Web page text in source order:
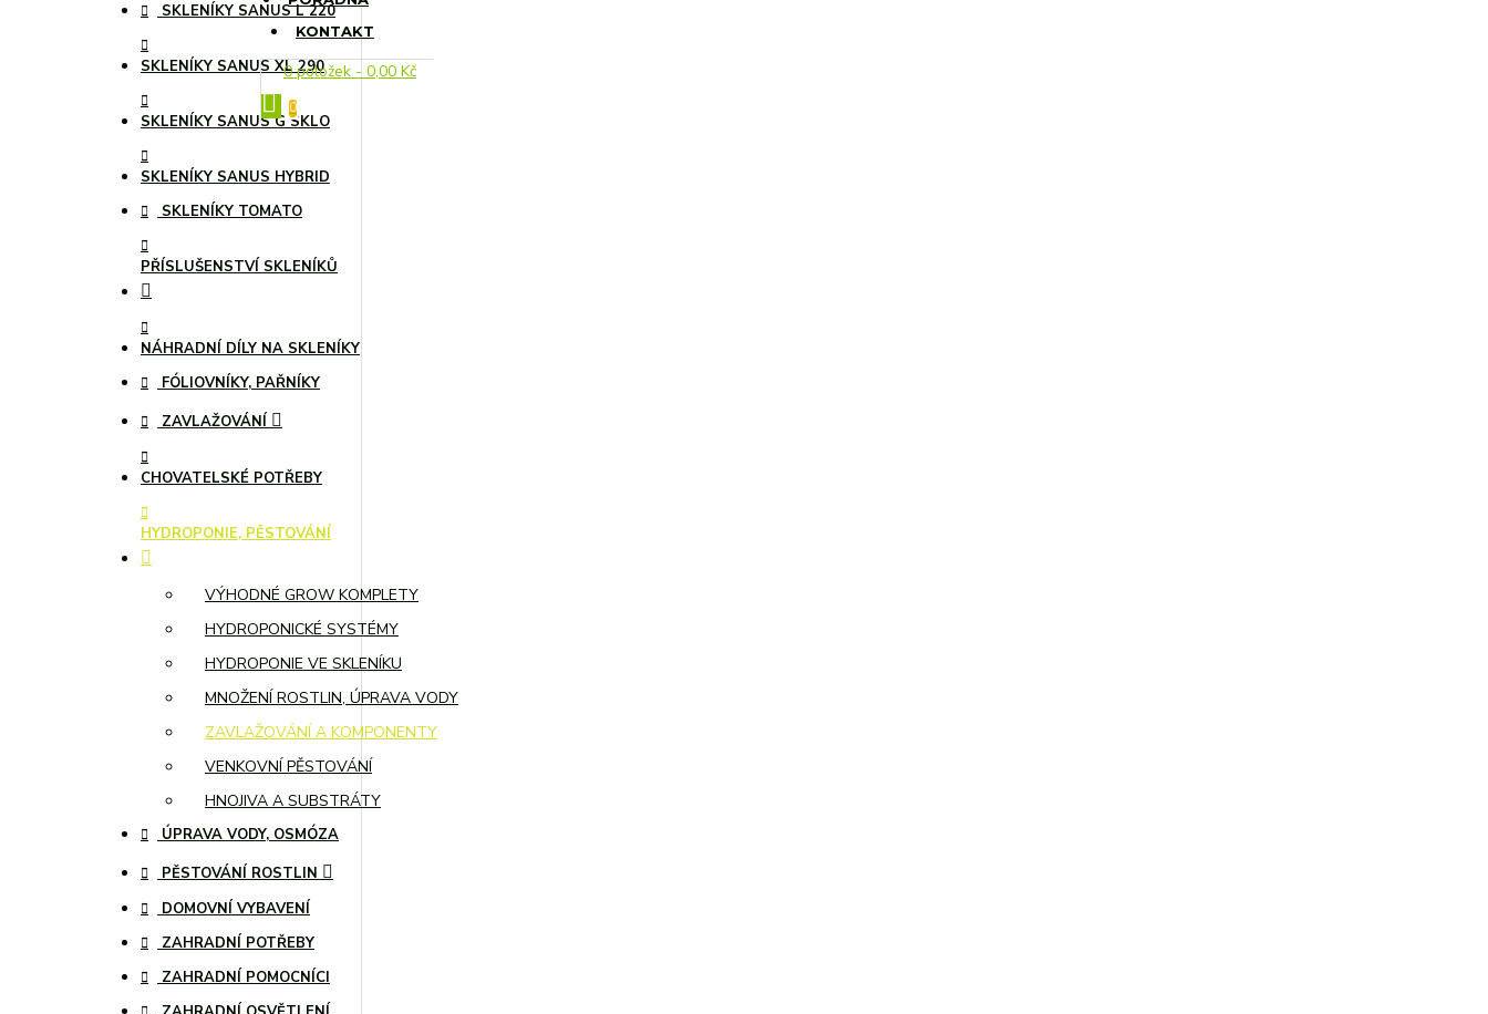
KONTAKT
0 položek - 0,00 Kč
0
SKLENÍKY SANUS L 220
SKLENÍKY SANUS XL 290
SKLENÍKY SANUS G SKLO
SKLENÍKY SANUS HYBRID
SKLENÍKY TOMATO
PŘÍSLUŠENSTVÍ SKLENÍKŮ
NÁHRADNÍ DÍLY NA SKLENÍKY
FÓLIOVNÍKY, PAŘNÍKY
ZAVLAŽOVÁNÍ
CHOVATELSKÉ POTŘEBY
HYDROPONIE, PĚSTOVÁNÍ
VÝHODNÉ GROW KOMPLETY
HYDROPONICKÉ SYSTÉMY
HYDROPONIE VE SKLENÍKU
MNOŽENÍ ROSTLIN, ÚPRAVA VODY
ZAVLAŽOVÁNÍ A KOMPONENTY
VENKOVNÍ PĚSTOVÁNÍ
HNOJIVA A SUBSTRÁTY
ÚPRAVA VODY, OSMÓZA
PĚSTOVÁNÍ ROSTLIN
DOMOVNÍ VYBAVENÍ
ZAHRADNÍ POTŘEBY
ZAHRADNÍ POMOCNÍCI